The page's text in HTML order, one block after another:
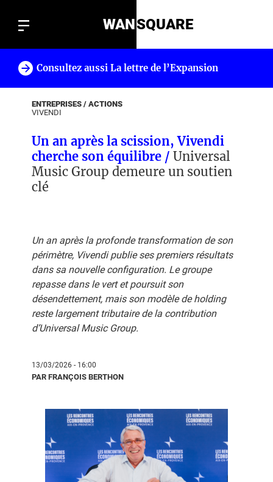
WANSQUARE
Consultez aussi La lettre de l’Expansion
ENTREPRISES / ACTIONS
VIVENDI
Un an après la scission, Vivendi
cherche son équilibre / Universal
Music Group demeure un soutien
clé
Un an après la profonde transformation de son
périmètre, Vivendi publie ses premiers résultats
dans sa nouvelle configuration. Le groupe
repasse dans le vert et poursuit son
désendettement, mais son modèle de holding
reste largement tributaire de la contribution
d’Universal Music Group.
13/03/2026 - 16:00
PAR FRANÇOIS BERTHON